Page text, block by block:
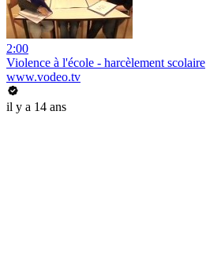
2:00
Violence à l'école - harcèlement scolaire
www.vodeo.tv
il y a 14 ans